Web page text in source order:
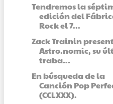
Tendremos la
edición del
Rock el 7...
Zack Trainin
Astro.nomic, su
traba...
En búsqueda de la
Canción Pop
(CCLXXX).